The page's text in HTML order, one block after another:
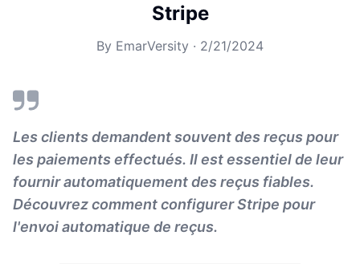
Stripe
By EmarVersity · 2/21/2024
Les clients demandent souvent des reçus pour
les paiements effectués. Il est essentiel de leur
fournir automatiquement des reçus fiables.
Découvrez comment configurer Stripe pour
l'envoi automatique de reçus.